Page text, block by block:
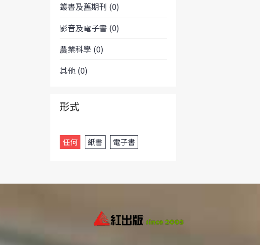
叢書及舊期刊 (0)
影音及電子書 (0)
農業科學 (0)
其他 (0)
形式
任何 紙書 電子書